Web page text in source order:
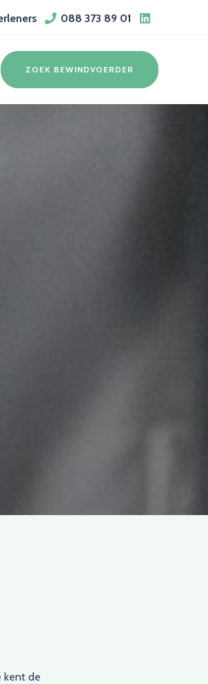
088 373 89 01
ZOEK BEWINDVOERDER
kent de